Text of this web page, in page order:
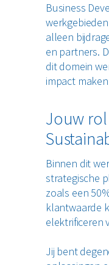
Business
alleen
en partners.
dit domein
impact
Jouw rol
Binnen dit
strategische
zoals een
klantwaarde
elektrificeren
Jij bent